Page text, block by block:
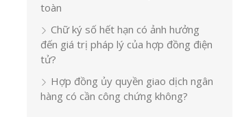
toàn
Chữ ký số hết hạn có ảnh hưởng
đến giá trị pháp lý của hợp đồng điện
tử?
Hợp đồng ủy quyền giao dịch ngân
hàng có cần công chứng không?